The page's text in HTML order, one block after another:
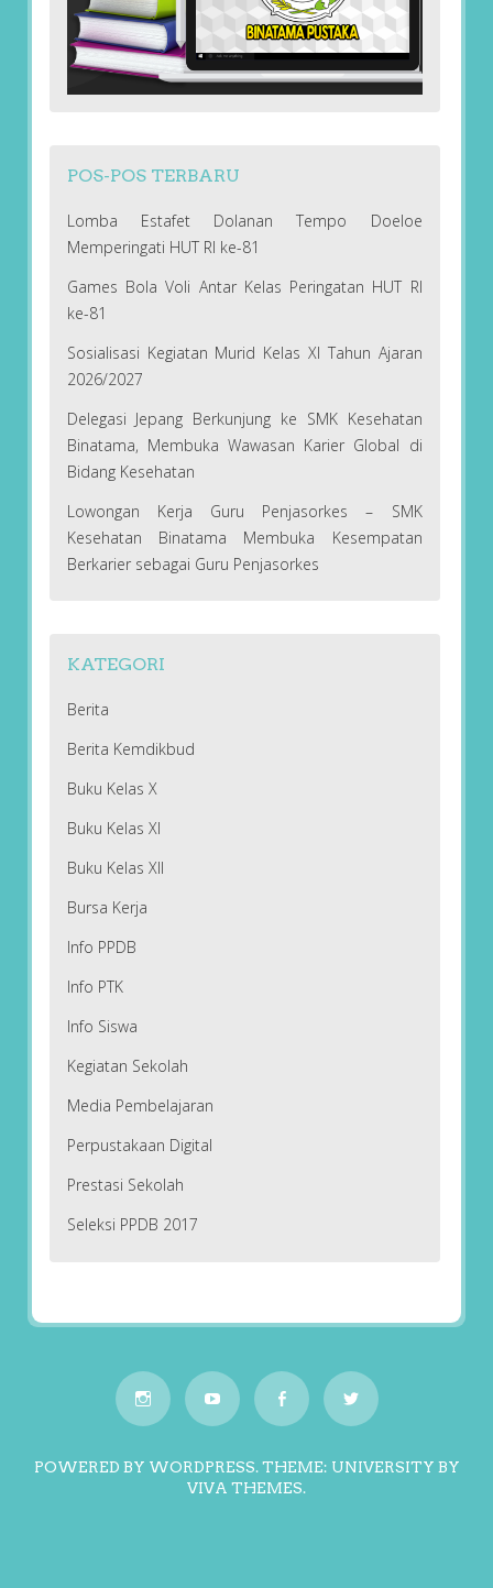
POS-POS TERBARU
Lomba Estafet Dolanan Tempo Doeloe
Memperingati HUT RI ke-81
Games Bola Voli Antar Kelas Peringatan HUT RI
ke-81
Sosialisasi Kegiatan Murid Kelas XI Tahun Ajaran
2026/2027
Delegasi Jepang Berkunjung ke SMK Kesehatan
Binatama, Membuka Wawasan Karier Global di
Bidang Kesehatan
Lowongan Kerja Guru Penjasorkes – SMK
Kesehatan Binatama Membuka Kesempatan
Berkarier sebagai Guru Penjasorkes
KATEGORI
Berita
Berita Kemdikbud
Buku Kelas X
Buku Kelas XI
Buku Kelas XII
Bursa Kerja
Info PPDB
Info PTK
Info Siswa
Kegiatan Sekolah
Media Pembelajaran
Perpustakaan Digital
Prestasi Sekolah
Seleksi PPDB 2017
POWERED BY WORDPRESS.THEME: UNIVERSITY BY
VIVA THEMES.